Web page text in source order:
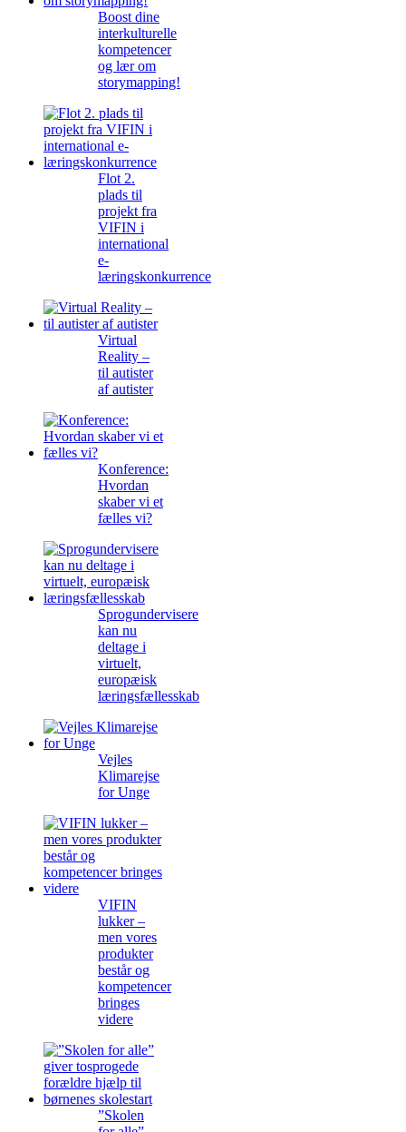
Boost dine
interkulturelle
kompetencer
og lær om
storymapping!
Flot 2.
plads til
projekt fra
VIFIN i
international
e-
læringskonkurrence
Virtual
Reality –
til autister
af autister
Konference:
Hvordan
skaber vi et
fælles vi?
Sprogundervisere
kan nu
deltage i
virtuelt,
europæisk
læringsfællesskab
Vejles
Klimarejse
for Unge
VIFIN
lukker –
men vores
produkter
består og
kompetencer
bringes
videre
”Skolen